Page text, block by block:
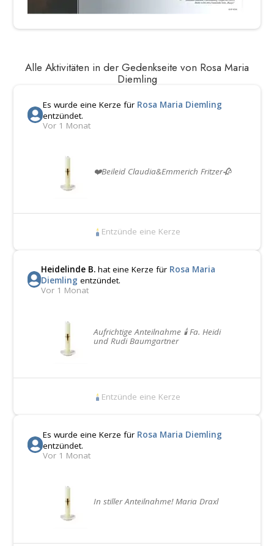
Alle Aktivitäten in der Gedenkseite von Rosa Maria
Diemling
Es wurde eine Kerze für Rosa Maria Diemling
entzündet.
Vor 1 Monat
❤️Beileid Claudia&Emmerich Fritzer🥀
Entzünde eine Kerze
Heidelinde B.hat eine Kerze für Rosa Maria
Diemling entzündet.
Vor 1 Monat
Aufrichtige Anteilnahme 🕯️ Fa. Heidi
und Rudi Baumgartner
Entzünde eine Kerze
Es wurde eine Kerze für Rosa Maria Diemling
entzündet.
Vor 1 Monat
In stiller Anteilnahme! Maria Draxl